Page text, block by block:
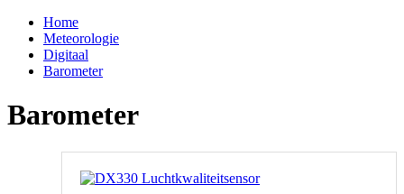
Home
Meteorologie
Digitaal
Barometer
Barometer